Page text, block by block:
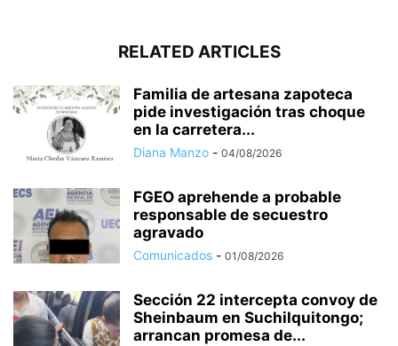
RELATED ARTICLES
Familia de artesana zapoteca
pide investigación tras choque
en la carretera...
Diana Manzo - 04/08/2026
FGEO aprehende a probable
responsable de secuestro
agravado
Comunicados - 01/08/2026
Sección 22 intercepta convoy de
Sheinbaum en Suchilquitongo;
arrancan promesa de...